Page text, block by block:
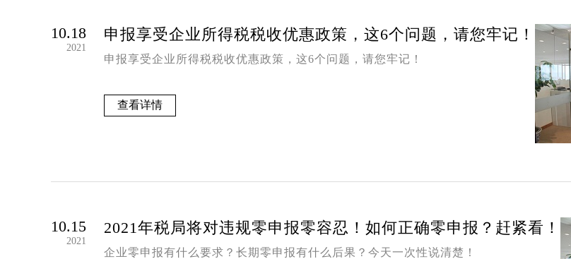
10.18
2021
申报享受企业所得税税收优惠政策，这6个问题，请您牢记！
申报享受企业所得税税收优惠政策，这6个问题，请您牢记！
查看详情
10.15
2021
2021年税局将对违规零申报零容忍！如何正确零申报？赶紧看！
企业零申报有什么要求？长期零申报有什么后果？今天一次性说清楚！